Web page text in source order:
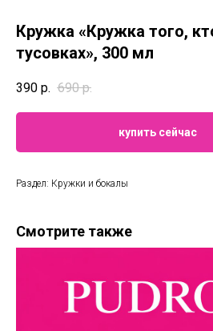
Кружка «Кружка того,
тусовках», 300 мл
390 р. 690 р.
купить сейчас
Раздел: Кружки и бокалы
Смотрите также